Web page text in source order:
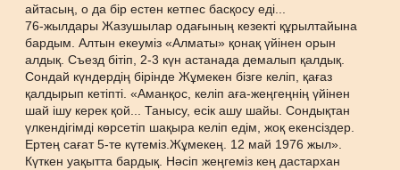
айтасың, о да бір естен кетпес басқосу еді...
76-жылдары Жазушылар одағының кезекті құрылтайына
бардым. Алтын екеуміз «Алматы» қонақ үйінен орын
алдық. Съезд бітіп, 2-3 күн астанада демалып қалдық.
Сондай күндердің бірінде Жұмекен бізге келіп, қағаз
қалдырып кетіпті. «Аманқос, келіп аға-жеңгеңнің үйінен
шай ішу керек қой... Танысу, есік ашу шайы. Сондықтан
үлкендігімді көрсетіп шақыра келіп едім, жоқ екенсіздер.
Ертең сағат 5-те күтеміз.Жұмекең. 12 май 1976 жыл».
Күткен уақытта бардық. Нәсіп жеңгеміз кең дастархан